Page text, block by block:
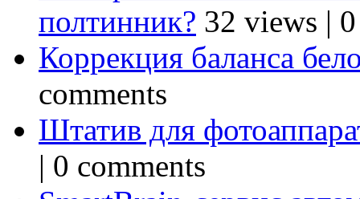
полтинник? 32 views |
Коррекция баланса
comments
Штатив для
| 0 comments